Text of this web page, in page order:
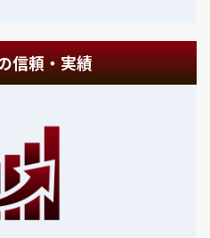
信頼・実績